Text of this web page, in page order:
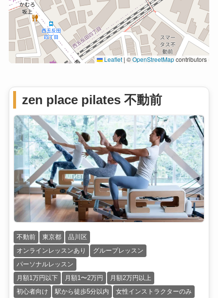
Leaflet | ©OpenStreetMapcontributors
zen place pilates 不動前
不動前 東京都
品川区
オンラインレッスンあり
グループレッスン
パーソナルレッスン
月額1万円以下
月額1〜2万円
月額2万円以上
初心者向け
駅から徒歩5分以内
女性インストラクターのみ